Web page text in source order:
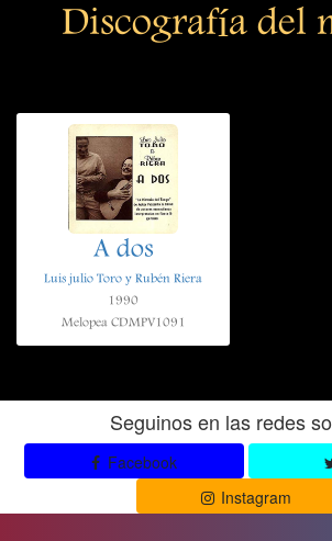
Discografía del
A dos
Luis julio Toro y Rubén Riera
1990
Melopea CDMPV1091
Seguinos en las redes
Facebook
Instagram